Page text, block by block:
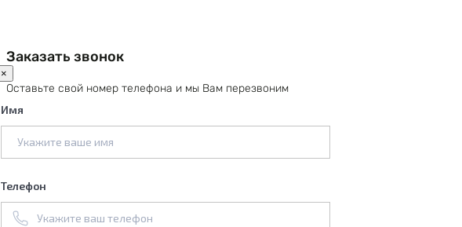
Заказать звонок
×
Оставьте свой номер телефона и мы Вам перезвоним
Имя
Телефон